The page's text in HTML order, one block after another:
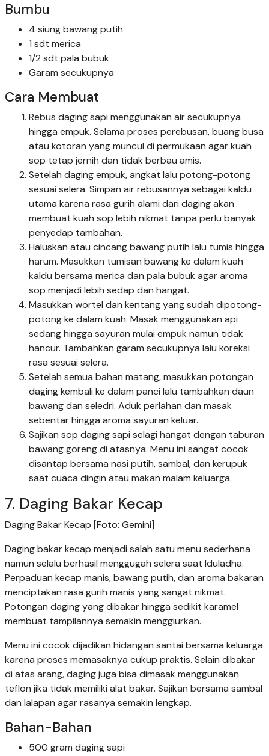
Bumbu
4 siung bawang putih
1 sdt merica
1/2 sdt pala bubuk
Garam secukupnya
Cara Membuat
Rebus daging sapi menggunakan air secukupnya
hingga empuk. Selama proses perebusan, buang busa
atau kotoran yang muncul di permukaan agar kuah
sop tetap jernih dan tidak berbau amis.
Setelah daging empuk, angkat lalu potong-potong
sesuai selera. Simpan air rebusannya sebagai kaldu
utama karena rasa gurih alami dari daging akan
membuat kuah sop lebih nikmat tanpa perlu banyak
penyedap tambahan.
Haluskan atau cincang bawang putih lalu tumis hingga
harum. Masukkan tumisan bawang ke dalam kuah
kaldu bersama merica dan pala bubuk agar aroma
sop menjadi lebih sedap dan hangat.
Masukkan wortel dan kentang yang sudah dipotong-
potong ke dalam kuah. Masak menggunakan api
sedang hingga sayuran mulai empuk namun tidak
hancur. Tambahkan garam secukupnya lalu koreksi
rasa sesuai selera.
Setelah semua bahan matang, masukkan potongan
daging kembali ke dalam panci lalu tambahkan daun
bawang dan seledri. Aduk perlahan dan masak
sebentar hingga aroma sayuran keluar.
Sajikan sop daging sapi selagi hangat dengan taburan
bawang goreng di atasnya. Menu ini sangat cocok
disantap bersama nasi putih, sambal, dan kerupuk
saat cuaca dingin atau makan malam keluarga.
7. Daging Bakar Kecap
Daging Bakar Kecap [Foto: Gemini]
Daging bakar kecap menjadi salah satu menu sederhana
namun selalu berhasil menggugah selera saat Iduladha.
Perpaduan kecap manis, bawang putih, dan aroma bakaran
menciptakan rasa gurih manis yang sangat nikmat.
Potongan daging yang dibakar hingga sedikit karamel
membuat tampilannya semakin menggiurkan.
Menu ini cocok dijadikan hidangan santai bersama keluarga
karena proses memasaknya cukup praktis. Selain dibakar
di atas arang, daging juga bisa dimasak menggunakan
teflon jika tidak memiliki alat bakar. Sajikan bersama sambal
dan lalapan agar rasanya semakin lengkap.
Bahan-Bahan
500 gram daging sapi